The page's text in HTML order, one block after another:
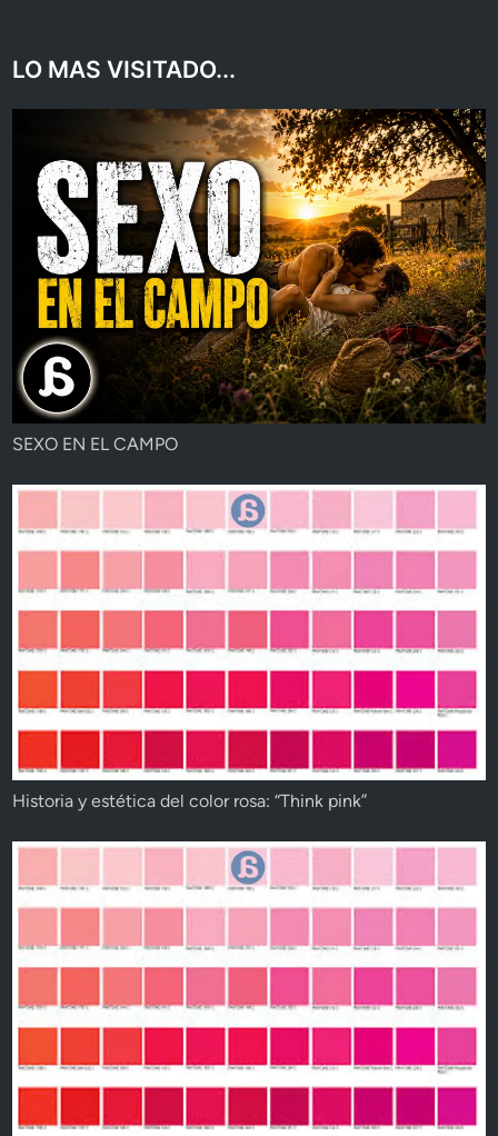
LO MAS VISITADO...
SEXO EN EL CAMPO
Historia y estética del color rosa: “Think pink”